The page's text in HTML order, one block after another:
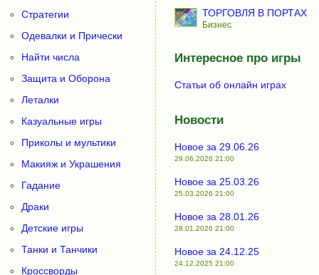
Стратегии
Одевалки и Прически
Найти числа
Защита и Оборона
Леталки
Казуальные игры
Приколы и мультики
Макияж и Украшения
Гадание
Драки
Детские игры
Танки и Танчики
Кроссворды
ТОРГОВЛЯ В ПОРТАХ
Бизнес
Интересное про игры
Статьи об онлайн играх
Новости
Новое за 29.06.26
29.06.2026 21:00
Новое за 25.03.26
25.03.2026 21:00
Новое за 28.01.26
28.01.2026 21:00
Новое за 24.12.25
24.12.2025 21:00